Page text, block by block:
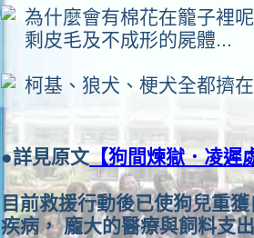
為什麼會有棉花在籠子裡
剩皮毛及不成形的屍體...
柯基、狼犬、梗犬全都擠
●詳見原文【狗間煉獄．凌遲
目前救援行動後已使狗兒重
疾病， 龐大的醫療與飼料支